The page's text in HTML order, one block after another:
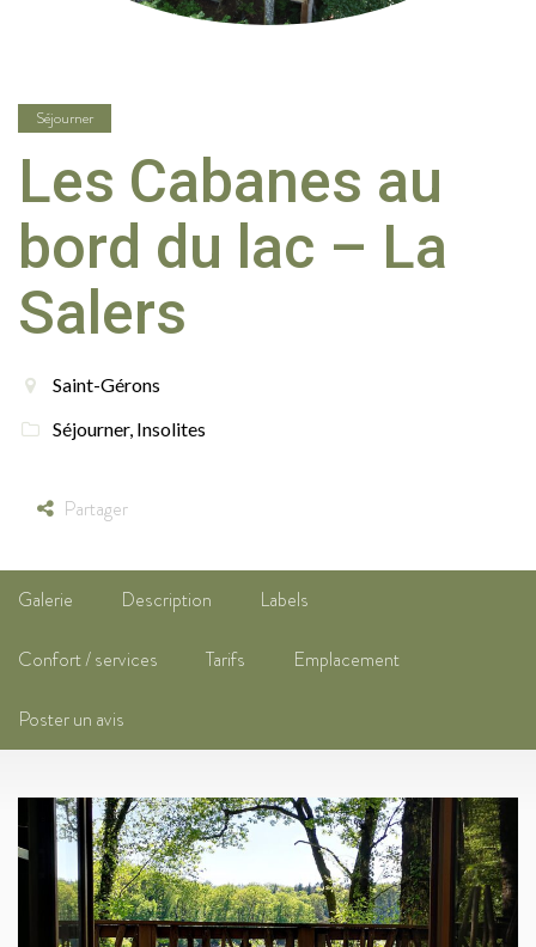
Séjourner
Les Cabanes au
bord du lac – La
Salers
Saint-Gérons
Séjourner, Insolites
Partager
Galerie Description Labels
Confort / services Tarifs Emplacement
Poster un avis